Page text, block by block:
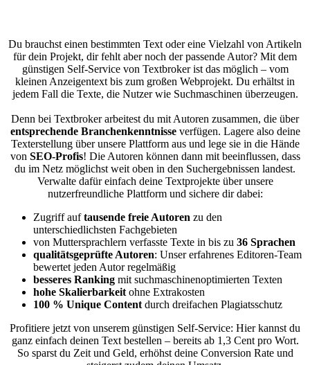
Du brauchst einen bestimmten Text oder eine Vielzahl von Artikeln
für dein Projekt, dir fehlt aber noch der passende Autor? Mit dem
günstigen Self-Service von Textbroker ist das möglich – vom
kleinen Anzeigentext bis zum großen Webprojekt. Du erhältst in
jedem Fall die Texte, die Nutzer wie Suchmaschinen überzeugen.
Denn bei Textbroker arbeitest du mit Autoren zusammen, die über
entsprechende Branchenkenntnisseverfügen. Lagere also deine
Texterstellung über unsere Plattform aus und lege sie in die Hände
von SEO-Profis! Die Autoren können dann mit beeinflussen, dass
du im Netz möglichst weit oben in den Suchergebnissen landest.
Verwalte dafür einfach deine Textprojekte über unsere
nutzerfreundliche Plattform und sichere dir dabei:
Zugriff auftausende freie Autoren zu den
unterschiedlichsten Fachgebieten
von Muttersprachlern verfasste Texte in bis zu 36 Sprachen
qualitätsgeprüfte Autoren: Unser erfahrenes Editoren-Team
bewertet jeden Autor regelmäßig
besseres Ranking mit suchmaschinenoptimierten Texten
hohe Skalierbarkeit ohne Extrakosten
100 % Unique Content durch dreifachen Plagiatsschutz
Profitiere jetzt von unserem günstigen Self-Service: Hier kannst du
ganz einfach deinen Text bestellen – bereits ab 1,3 Cent pro Wort.
So sparst du Zeit und Geld, erhöhst deine Conversion Rate und